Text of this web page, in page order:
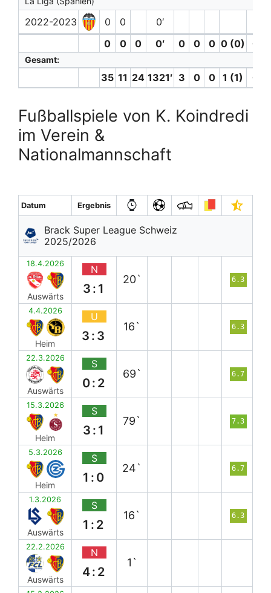
2022-2023 0 0
0′
0
0 0 0′ 0 0 0 0 (0) 0
Gesamt:
35 11 24 1321′ 3 0 0 1 (1) 0
Fußballspiele von K. Koindredi
im Verein &
Nationalmannschaft
Datum Ergebnis
Brack Super League Schweiz
2025/2026
18.4.2026
Auswärts
N
3:1
20` 6.3
4.4.2026
Heim
U
3:3
16` 6.3
22.3.2026
Auswärts
S
0:2
69` 6.7
15.3.2026
Heim
S
3:1
79` 7.3
5.3.2026
Heim
S
1:0
24` 6.7
1.3.2026
Auswärts
S
1:2
16` 6.3
22.2.2026
Auswärts
N
4:2
1`